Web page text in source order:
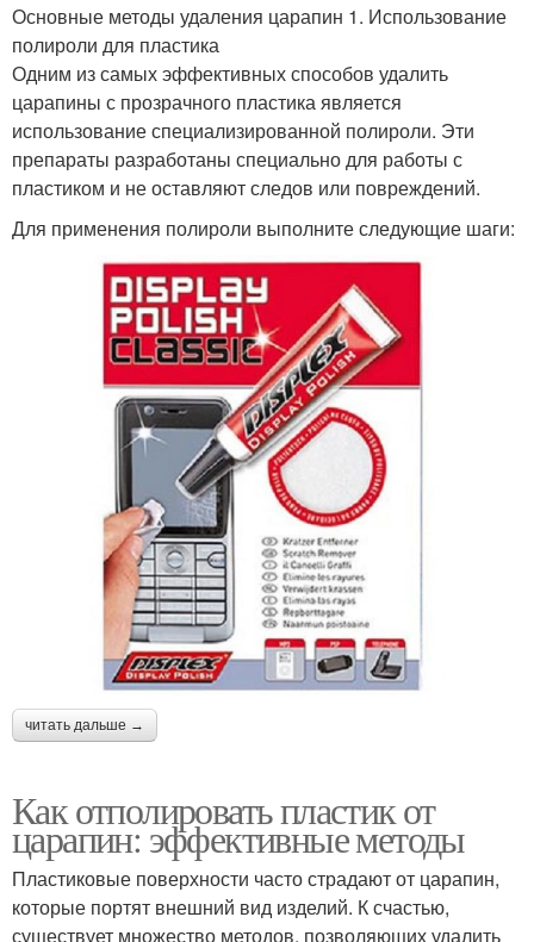
Основные методы удаления царапин 1. Использование
полироли для пластика
Одним из самых эффективных способов удалить
царапины с прозрачного пластика является
использование специализированной полироли. Эти
препараты разработаны специально для работы с
пластиком и не оставляют следов или повреждений.
Для применения полироли выполните следующие шаги:
читать дальше →
Как отполировать пластик от
царапин: эффективные методы
Пластиковые поверхности часто страдают от царапин,
которые портят внешний вид изделий. К счастью,
существует множество методов, позволяющих удалить